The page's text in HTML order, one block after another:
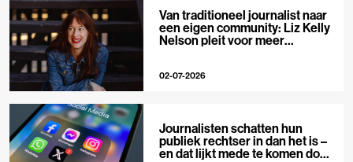
Van traditioneel journalist naar
een eigen community: Liz Kelly
Nelson pleit voor meer
02-07-2026
Journalisten schatten hun
publiek rechtser in dan het is –
en dat lijkt mede te komen door